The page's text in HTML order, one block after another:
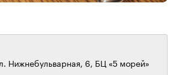
Нижнебульварная, 6, БЦ «5 морей»